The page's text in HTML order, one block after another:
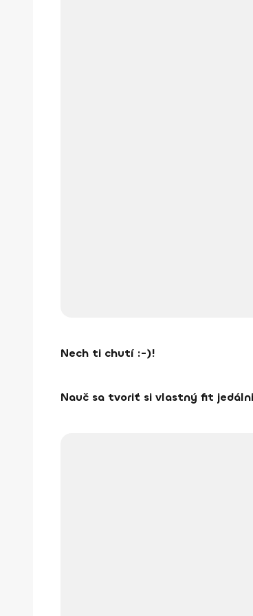
Nech ti chutí :-)!
Nauč sa tvoriť si vlastný fit